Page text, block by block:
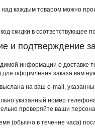
над каждым товаром можно
скидки в соответствующее
и подтверждение
информации о доставке
для оформления заказа вам
на ваш e-mail,
указанный номер
проверяйте ваши
(обычно в течение часа)